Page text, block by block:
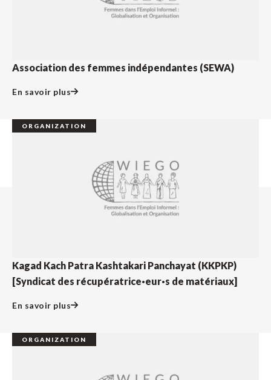
Association des femmes indépendantes (SEWA)
En savoir plus
ORGANIZATION
Kagad Kach Patra Kashtakari Panchayat (KKPKP)
[Syndicat des récupératrice·eur·s de matériaux]
En savoir plus
ORGANIZATION